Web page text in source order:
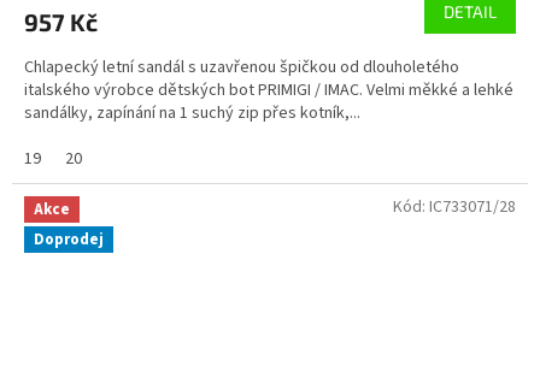
957 Kč DETAIL
Chlapecký letní sandál s uzavřenou špičkou od dlouholetého
italského výrobce dětských bot PRIMIGI / IMAC. Velmi měkké a lehké
sandálky, zapínání na 1 suchý zip přes kotník,...
19
20
Akce
Doprodej
Kód: IC733071/28